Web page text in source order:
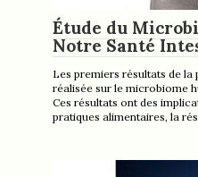
Étude du
Notre Santé
Les premiers résultats de la
réalisée sur le microbiome
Ces résultats ont des
pratiques alimentaires, la